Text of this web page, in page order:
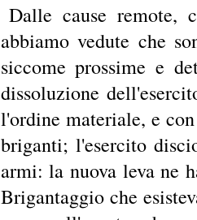
Dalle cause remote,
abbiamo vedute che
siccome prossime e
dissoluzione
l'ordine materiale, e
briganti; l'esercito
armi: la nuova leva ne
Brigantaggio che